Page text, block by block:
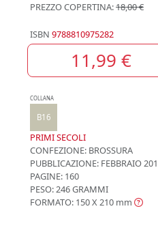
PREZZO COPERTINA:18,00 €
ISBN 9788810975282
11,99 €
COLLANA
B16
PRIMI SECOLI
CONFEZIONE: BROSSURA
PUBBLICAZIONE: FEBBRAIO
PAGINE: 160
PESO: 246 GRAMMI
FORMATO: 150 X 210 mm